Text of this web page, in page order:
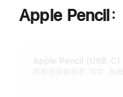
Apple Pencil：